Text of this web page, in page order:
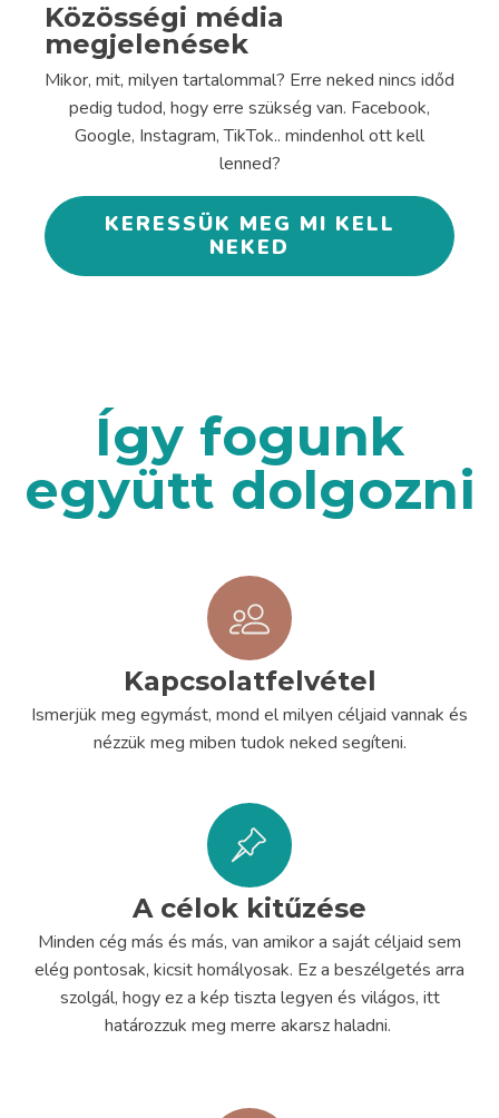
Közösségi média
megjelenések
Mikor, mit, milyen tartalommal? Erre neked nincs időd
pedig tudod, hogy erre szükség van. Facebook,
Google, Instagram, TikTok.. mindenhol ott kell
lenned?
KERESSÜK MEG MI KELL
NEKED
Így fogunk
együtt dolgozni
Kapcsolatfelvétel
Ismerjük meg egymást, mond el milyen céljaid vannak és
nézzük meg miben tudok neked segíteni.
A célok kitűzése
Minden cég más és más, van amikor a saját céljaid sem
elég pontosak, kicsit homályosak. Ez a beszélgetés arra
szolgál, hogy ez a kép tiszta legyen és világos, itt
határozzuk meg merre akarsz haladni.